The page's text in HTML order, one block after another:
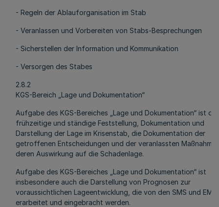
- Regeln der Ablauforganisation im Stab
- Veranlassen und Vorbereiten von Stabs-Besprechungen
- Sicherstellen der Information und Kommunikation
- Versorgen des Stabes
2.8.2
KGS-Bereich „Lage und Dokumentation“
Aufgabe des KGS-Bereiches „Lage und Dokumentation“ ist die
frühzeitige und ständige Feststellung, Dokumentation und
Darstellung der Lage im Krisenstab, die Dokumentation der
getroffenen Entscheidungen und der veranlassten
deren Auswirkung auf die Schadenlage.
Aufgabe des KGS-Bereiches „Lage und Dokumentation“ ist
insbesondere auch die Darstellung von Prognosen zur
voraussichtlichen Lageentwicklung, die von den SMS und EMS
erarbeitet und eingebracht werden.